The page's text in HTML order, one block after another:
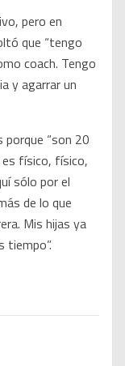
pero en
que “tengo
coach. Tengo
y agarrar un
porque “son 20
físico, físico,
sólo por el
de lo que
Mis hijas ya
tiempo”.